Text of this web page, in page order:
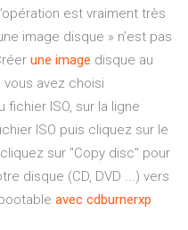
est vraiment très
image disque » n’est pas
une image disque au
vous avez choisi
ISO, sur la ligne
ISO puis cliquez sur le
sur "Copy disc" pour
disque (CD, DVD ...) vers
bootable avec cdburnerxp